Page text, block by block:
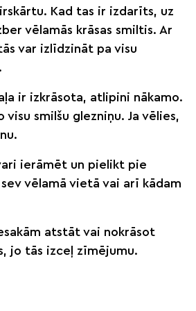
Kad tas ir izdarīts, uz
vēlamās krāsas smiltis. Ar
var izlīdzināt pa visu
ir izkrāsota, atlipini nākamo.
visu smilšu glezniņu. Ja vēlies,
ierāmēt un pielikt pie
vēlamā vietā vai arī kādam
atstāt vai nokrāsot
jo tās izceļ zīmējumu.